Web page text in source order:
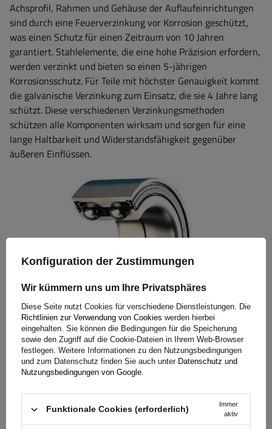
Achsprofil, Rahmen und Gehäuse der Auflaufeinrichtungen
sind durch eine Feuerverzinkung vor Korrosion geschützt,
was einen Schutz für einen Zeitraum von 10 Jahren
garantiert. Stahlelemente, die eine hohe Präzision erfordern,
werden verzinkt und bieten so einen 5-jährigen
Korrosionsschutz. Für Teile mit höchster Genauigkeit kommt
die galvanische Verzinkung zum Einsatz, die sie 4 Jahre lang
schützt. Diese verschiedenen Verzinkungsmethoden
schützen alle Komponenten wirksam und sorgen für eine
lange Haltbarkeit und Widerstandsfähigkeit gegenüber
äußeren Einflüssen.
Wasserdichte, wartungsfreie Lager und
einfache Installation
(Kompaktlagern) ausgestattet, die für eine Laufleistung von
250.000 km ausgelegt sind. Sie sind lebenslang mit einem
Konfiguration der Zustimmungen
Wir kümmern uns um Ihre Privatsphäres
Diese Seite nutzt Cookies für verschiedene Dienstleistungen. Die
Richtlinien zur Verwendung von Cookies werden hierbei
eingehalten. Sie können die Bedingungen für die Speicherung
sowie den Zugriff auf die Cookie-Dateien in Ihrem Web-Browser
festlegen. Weitere Informationen zu den Nutzungsbedingungen
und zum Datenschutz finden Sie auch unter Datenschutz und
Nutzungsbedingungen von Google.
Funktionale Cookies (erforderlich)
Immer
aktiv